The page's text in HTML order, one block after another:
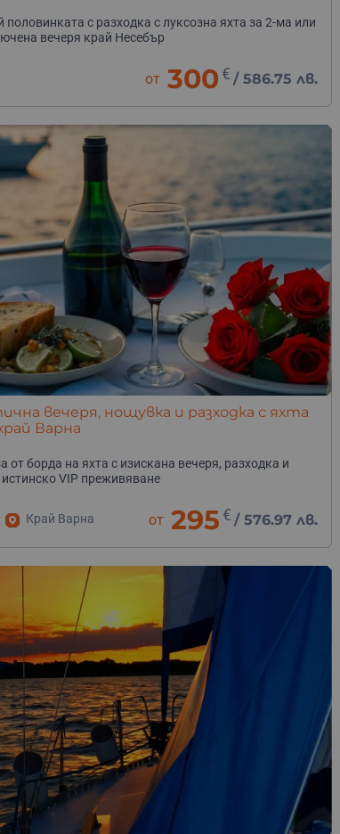
половинката с разходка с луксозна яхта за 2-ма или
вечеря край Несебър
от 300 € /586.75 лв.
вечеря, нощувка и разходка с яхта
Варна
от борда на яхта с изискана вечеря, разходка и
VIP преживяване
Край Варна от 295 € /576.97 лв.